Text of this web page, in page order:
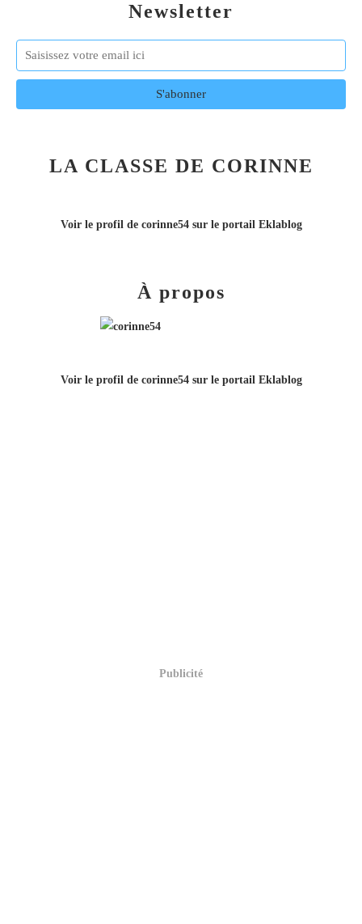
Newsletter
LA CLASSE DE CORINNE
Voir le profil de corinne54sur le portail Eklablog
À propos
Voir le profil de corinne54sur le portail Eklablog
Publicité